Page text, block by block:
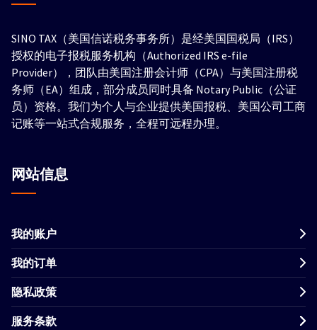
SINO TAX（美国信诺税务事务所）是经美国国税局（IRS）
授权的电子报税服务机构（Authorized IRS e-file
Provider），团队由美国注册会计师（CPA）与美国注册税
务师（EA）组成，部分成员同时具备 Notary Public（公证
员）资格。我们为个人与企业提供美国报税、美国公司工商
记账等一站式合规服务，全程可远程办理。
网站信息
我的账户
我的订单
隐私政策
服务条款